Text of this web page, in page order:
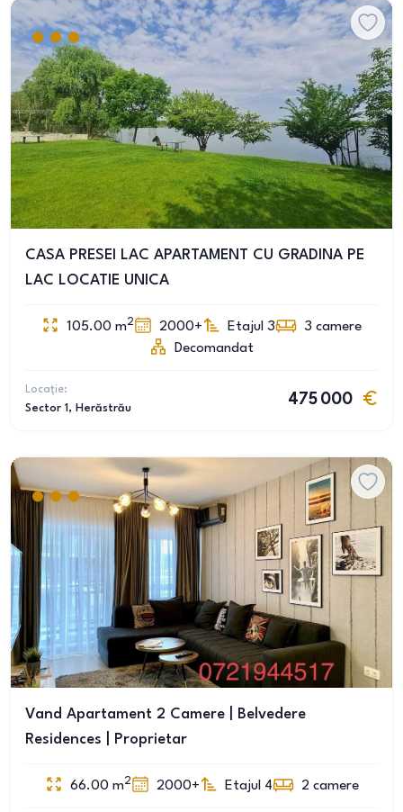
CASA PRESEI LAC APARTAMENT CU GRADINA PE
LAC LOCATIE UNICA
105.00 m2 2000+ Etajul 3 3 camere
Decomandat
Locație:
Sector 1 , Herăstrău
475 000
Vand Apartament 2 Camere | Belvedere
Residences | Proprietar
66.00 m2 2000+ Etajul 4 2 camere